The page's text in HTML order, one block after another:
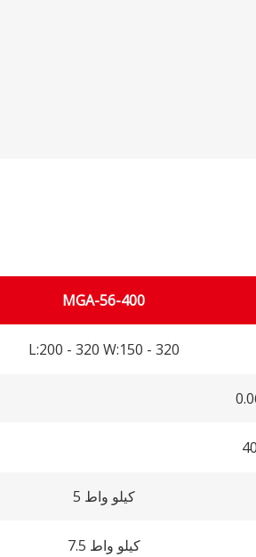
MGA-56-400
L:200 - 320 W:150 - 320
5 كيلو واط
7.5 كيلو واط